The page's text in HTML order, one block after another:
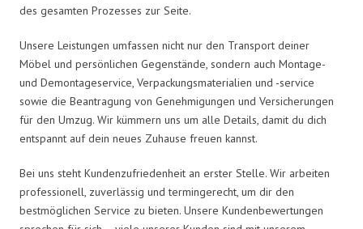
des gesamten Prozesses zur Seite.
Unsere Leistungen umfassen nicht nur den Transport deiner
Möbel und persönlichen Gegenstände, sondern auch Montage-
und Demontageservice, Verpackungsmaterialien und -service
sowie die Beantragung von Genehmigungen und Versicherungen
für den Umzug. Wir kümmern uns um alle Details, damit du dich
entspannt auf dein neues Zuhause freuen kannst.
Bei uns steht Kundenzufriedenheit an erster Stelle. Wir arbeiten
professionell, zuverlässig und termingerecht, um dir den
bestmöglichen Service zu bieten. Unsere Kundenbewertungen